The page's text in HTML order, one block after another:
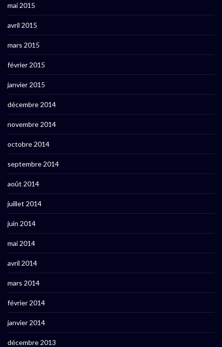
mai 2015
avril 2015
mars 2015
février 2015
janvier 2015
décembre 2014
novembre 2014
octobre 2014
septembre 2014
août 2014
juillet 2014
juin 2014
mai 2014
avril 2014
mars 2014
février 2014
janvier 2014
décembre 2013